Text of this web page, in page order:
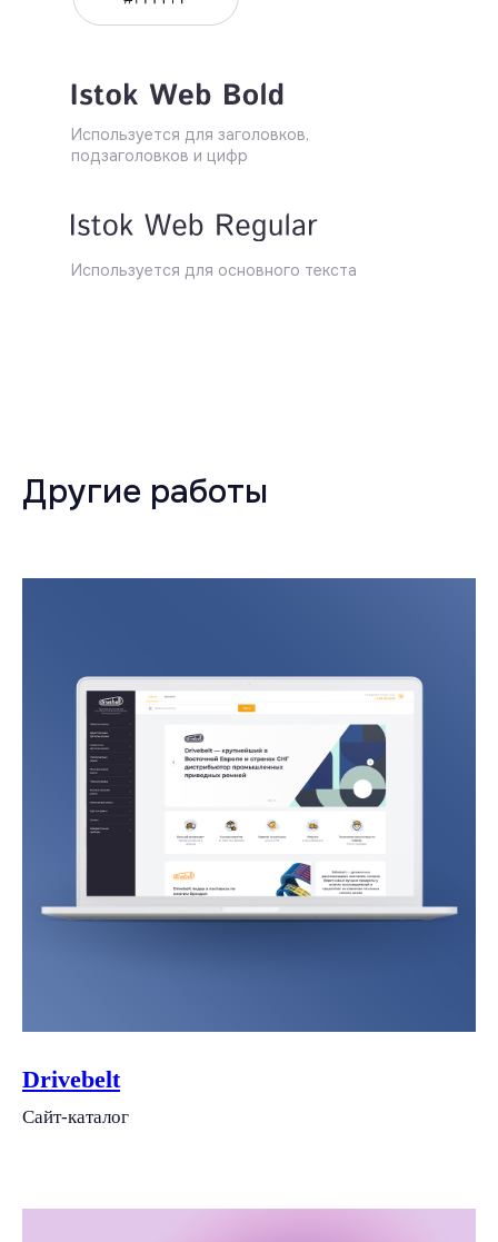
Используется для основного текста
Используется для заголовков,
подзаголовков и цифр
Другие работы
Drivebelt
Сайт-каталог